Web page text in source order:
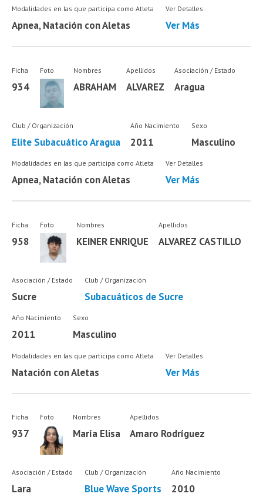
Modalidades en las que participa como Atleta
Apnea, Natación con Aletas
Ver Detalles
Ver Más
Ficha
934
Foto Nombres
ABRAHAM
Apellidos
ALVAREZ
Asociación / Estado
Aragua
Club / Organización
Elite Subacuático Aragua
Año Nacimiento
2011
Sexo
Masculino
Modalidades en las que participa como Atleta
Apnea, Natación con Aletas
Ver Detalles
Ver Más
Ficha
958
Foto Nombres
KEINER ENRIQUE
Apellidos
ALVAREZ CASTILLO
Asociación / Estado
Sucre
Club / Organización
Subacuáticos de Sucre
Año Nacimiento
2011
Sexo
Masculino
Modalidades en las que participa como Atleta
Natación con Aletas
Ver Detalles
Ver Más
Ficha
937
Foto Nombres
María Elisa
Apellidos
Amaro Rodríguez
Asociación / Estado
Lara
Club / Organización
Blue Wave Sports
Año Nacimiento
2010